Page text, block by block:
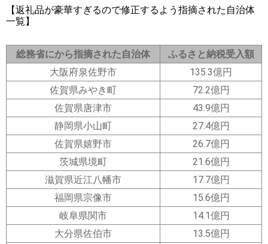
【返礼品が豪華すぎるので修正するよう指摘された自治体
一覧】
総務省にから指摘された自治体
ふるさと納税受入額
大阪府泉佐野市
135.3億円
佐賀県みやき町
72.2億円
佐賀県唐津市
43.9億円
静岡県小山町
27.4億円
佐賀県嬉野市
26.7億円
茨城県境町
21.6億円
滋賀県近江八幡市
17.7億円
福岡県宗像市
15.6億円
岐阜県関市
14.1億円
大分県佐伯市
13.5億円